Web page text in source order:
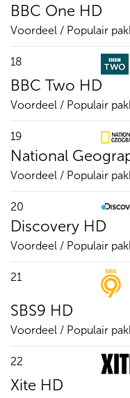
BBC One HD
Voordeel / Populair
18
BBC Two HD
Voordeel / Populair
19
National
Voordeel / Populair
20
Discovery HD
Voordeel / Populair
21
SBS9 HD
Voordeel / Populair
22
Xite HD